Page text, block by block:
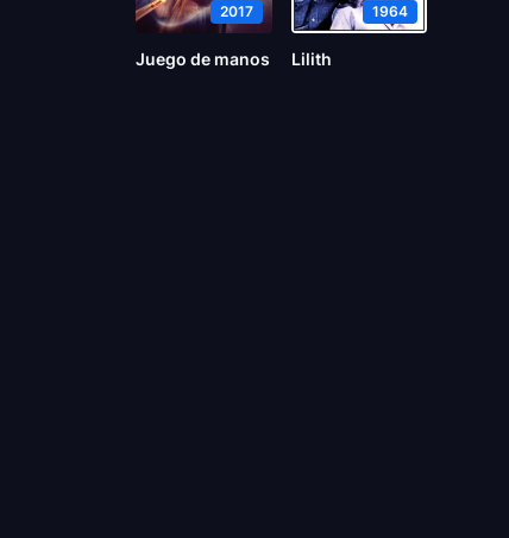
2017
Juego de manos
1964
Lilith